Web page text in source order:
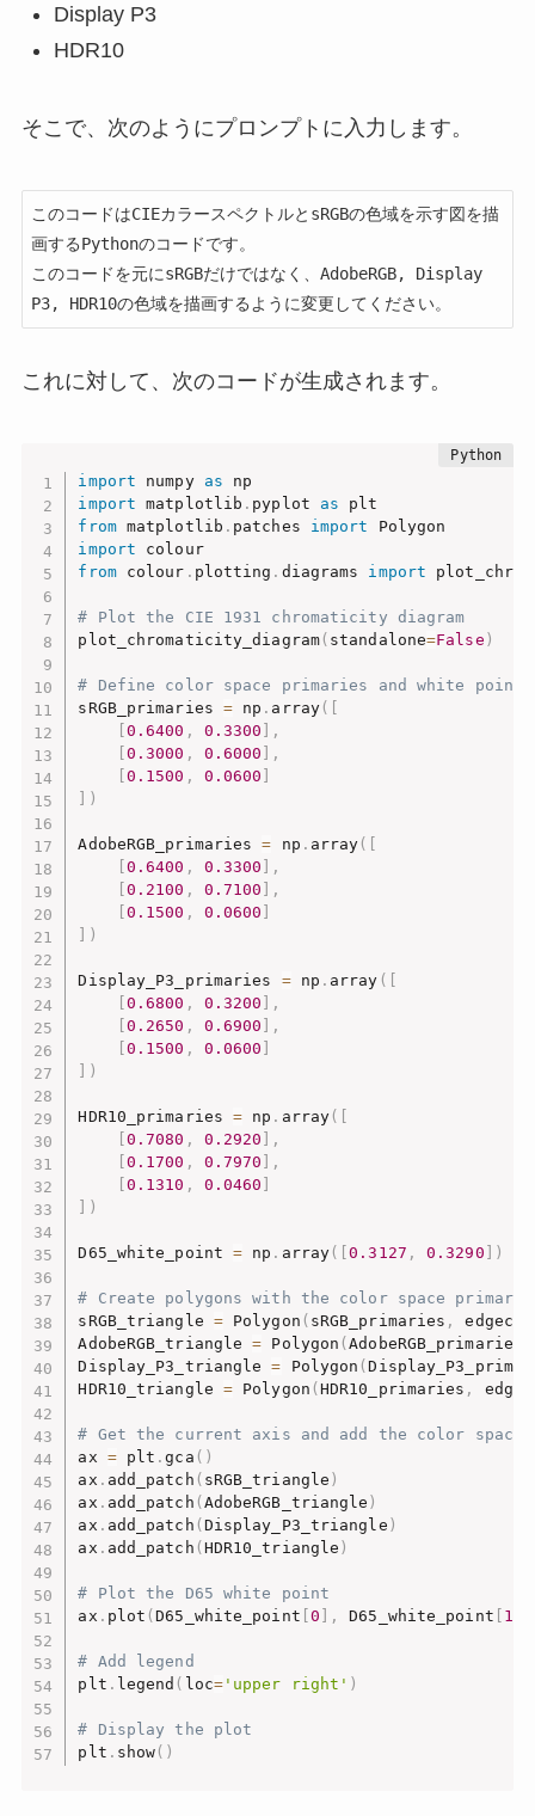
Display P3
HDR10
そこで、次のようにプロンプトに入力します。
このコードはCIEカラースペクトルとsRGBの色域を示す図を描
画するPythonのコードです。
このコードを元にsRGBだけではなく、AdobeRGB, Display
P3, HDR10の色域を描画するように変更してください。
これに対して、次のコードが生成されます。
import numpy as
import matplotlib . pyplot as
from matplotlib . patches import
import
colour
from colour . plotting . diagrams import
# Plot the CIE 1931 chromaticity diagram
plot_chromaticity_diagram( standalone=False )
# Define color space primaries and white point
sRGB_primaries = np . array(
0.6400 , 0.3300
,
0.3000 , 0.6000
,
0.1500 , 0.0600
)
AdobeRGB_primaries = np . array(
0.6400 , 0.3300
,
0.2100 , 0.7100
,
0.1500 , 0.0600
)
Display_P3_primaries = np . array (
0.6800 , 0.3200
,
0.2650 , 0.6900
,
0.1500 , 0.0600
)
HDR10_primaries = np . array(
0.7080 , 0.2920
,
0.1700 , 0.7970
,
0.1310 , 0.0460
)
D65_white_point = np . array( [0.3127 , 0.3290 )
# Create polygons with the color space
sRGB_triangle = Polygon ( sRGB_primaries ,
AdobeRGB_triangle = Polygon (AdobeRGB_primaries
Display_P3_triangle = Polygon (
HDR10_triangle = Polygon ( HDR10_primaries ,
# Get the current axis and add the color space
ax = plt .gca ( )
ax . add_patch ( sRGB_triangle )
ax . add_patch ( AdobeRGB_triangle )
ax . add_patch ( Display_P3_triangle )
ax . add_patch ( HDR10_triangle )
# Plot the D65 white point
ax . plot (D65_white_point 0 , D65_white_point 1
# Add legend
plt . legend ( loc='upper right' )
# Display the plot
plt . show( )